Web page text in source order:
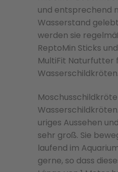
und entsprechend
Wasserstand
werden sie
ReptoMin Sticks
MultiFit Naturfutter
Wasserschildkröten.
uriges Aussehen
sehr groß. Sie
laufend im
gerne, so dass